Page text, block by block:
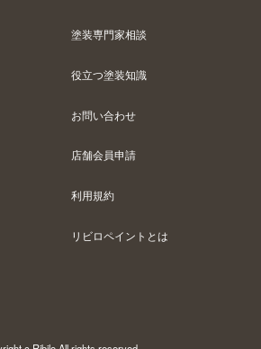
塗装専門家相談
役立つ塗装知識
お問い合わせ
店舗会員申請
利用規約
リビロペイントとは